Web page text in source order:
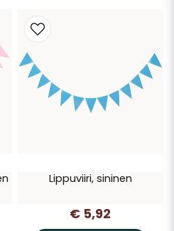
Lippuviiri, sininen
€ 5,92